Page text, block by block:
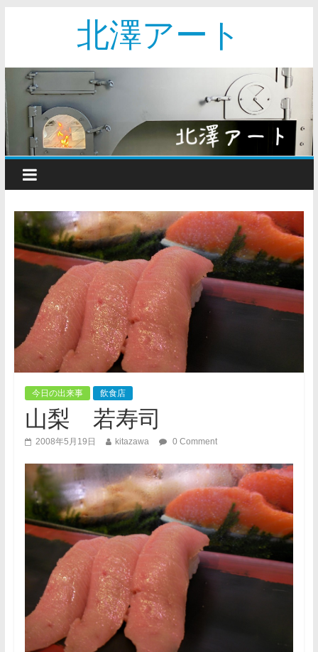
北澤アート
今日の出来事 飲食店
山梨 若寿司
2008年5月19日 kitazawa 0 Comment